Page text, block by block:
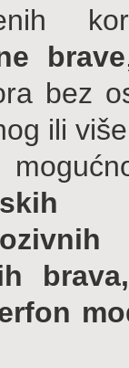
brave
bez
ili